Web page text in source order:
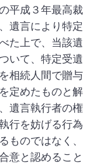
平成３年最高裁
遺言により特定
た上で、当該遺
いて、特定受遺
相続人間で贈与
定めたものと解
遺言執行者の権
行を妨げる行為
ものではなく、
意と認めること